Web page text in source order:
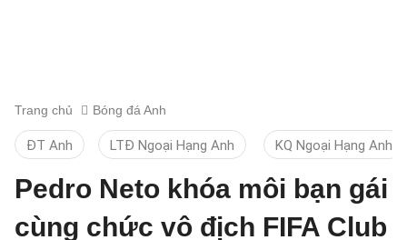
Trang chủ Bóng đá Anh
ĐT Anh LTĐ Ngoại Hạng Anh KQ Ngoại Hạng Anh
Pedro Neto khóa môi bạn gái
cùng chức vô địch FIFA Club